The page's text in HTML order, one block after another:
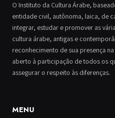
O Instituto da Cultura Árabe,
entidade civil, autônoma, laica, de
integrar, estudar e promover as
cultura árabe, antigas e
reconhecimento de sua presença
aberto à participação de todos os
assegurar o respeito às diferenças.
MENU